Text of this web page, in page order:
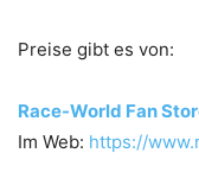
Preise gibt es von:
Race-World Fan
Im Web: https://